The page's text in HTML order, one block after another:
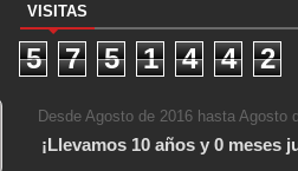
VISITAS
5 7 5 1 4 4 2
Desde Agosto de 2016 hasta Agosto
¡Llevamos 10 años y 0 meses